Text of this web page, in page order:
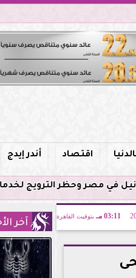
اقتصاد أندر إيدج
الترويج لخدماتها الصحية
03:11 مـ بتوقيت القاهرة
آخر